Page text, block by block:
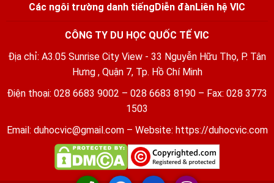
Các ngôi trường danh tiếngDiễn đànLiên hệ VIC
CÔNG TY DU HỌC QUỐC TẾ VIC
Địa chỉ: A3.05 Sunrise City View - 33 Nguyễn Hữu Thọ, P. Tân
Hưng , Quận 7, Tp. Hồ Chí Minh
Điện thoại: 028 6683 9002 – 028 6683 8190 – Fax: 028 3773
1503
Email: duhocvic@gmail.com– Website: https://duhocvic.com